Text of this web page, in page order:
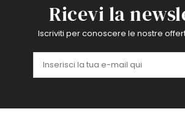
Ricevi la
Iscriviti per conoscere le nostre